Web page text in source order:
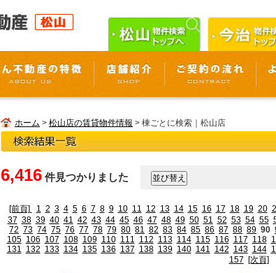
ホーム > 松山店の賃貸物件情報 > 棟ごとに検索｜松山店
6,416 件見つかりました
[前頁] 1 2 3 4 5 6 7 8 9 10 11 12 13 14 15 16 17 18 19 20
37 38 39 40 41 42 43 44 45 46 47 48 49 50 51 52 53 54 55
72 73 74 75 76 77 78 79 80 81 82 83 84 85 86 87 88 89 90
105 106 107 108 109 110 111 112 113 114 115 116 117 118
131 132 133 134 135 136 137 138 139 140 141 142 143 144
157 [次頁]